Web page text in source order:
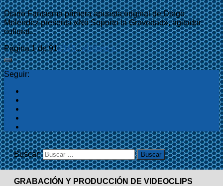
Diario Fantasma primera apuesta original de Diego
Meléndez presenta «No Soporto la Gravedad», agitador
cultural...
Página 1 de 912345...»Último »
Seguir:
Buscar:
GRABACIÓN Y PRODUCCIÓN DE VIDEOCLIPS